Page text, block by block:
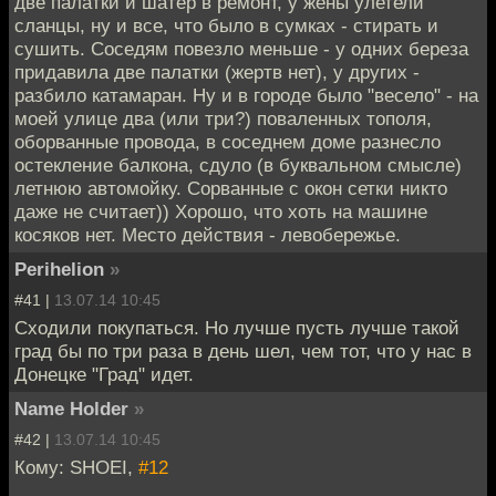
сланцы, ну и все, что было в сумках - стирать и
сушить. Соседям повезло меньше - у одних береза
придавила две палатки (жертв нет), у других -
разбило катамаран. Ну и в городе было "весело" - на
моей улице два (или три?) поваленных тополя,
оборванные провода, в соседнем доме разнесло
остекление балкона, сдуло (в буквальном смысле)
летнюю автомойку. Сорванные с окон сетки никто
даже не считает)) Хорошо, что хоть на машине
косяков нет. Место действия - левобережье.
Perihelion »
#41 | 13.07.14 10:45
Сходили покупаться. Но лучше пусть лучше такой
град бы по три раза в день шел, чем тот, что у нас в
Донецке "Град" идет.
Name Holder »
#42 | 13.07.14 10:45
Кому: SHOEI, #12